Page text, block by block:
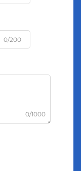
0/200
0/1000